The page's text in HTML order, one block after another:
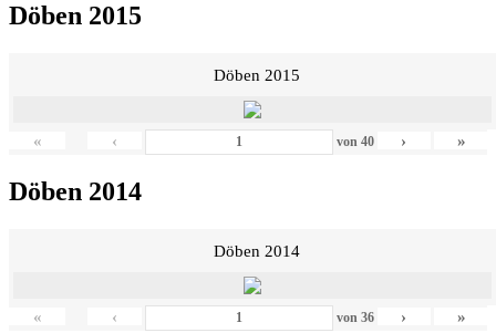
Döben 2015
Döben 2015
« ‹ von 40 › »
Döben 2014
Döben 2014
« ‹ von 36 › »